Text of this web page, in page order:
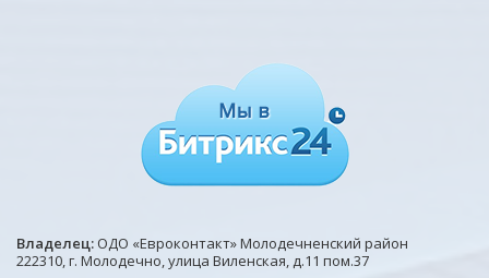
Владелец: ОДО «Евроконтакт» Молодечненский район
222310, г. Молодечно, улица Виленская, д.11 пом.37